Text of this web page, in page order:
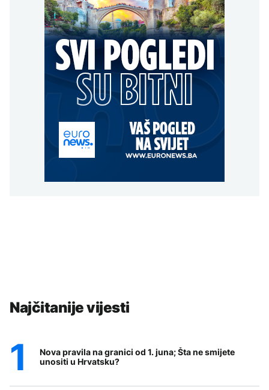
Najčitanije vijesti
Nova pravila na granici od 1. juna; Šta ne smijete
unositi u Hrvatsku?